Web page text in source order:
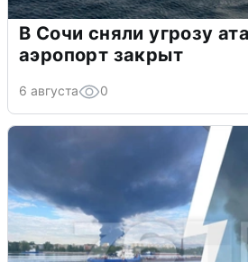
В Сочи сняли угрозу
аэропорт закрыт
6 августа 0